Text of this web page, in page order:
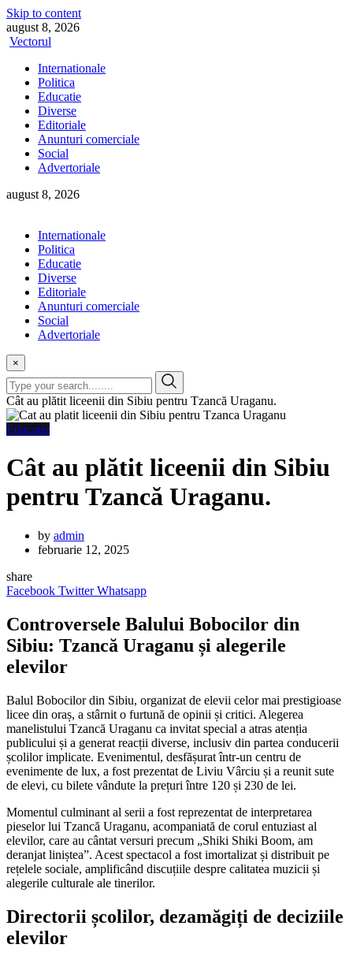
Skip to content
august 8, 2026
Vectorul
Internationale
Politica
Educatie
Diverse
Editoriale
Anunturi comerciale
Social
Advertoriale
august 8, 2026
Internationale
Politica
Educatie
Diverse
Editoriale
Anunturi comerciale
Social
Advertoriale
×
Cât au plătit liceenii din Sibiu pentru Tzancă Uraganu.
Educatie
Cât au plătit liceenii din Sibiu
pentru Tzancă Uraganu.
by admin
februarie 12, 2025
share
Facebook Twitter Whatsapp
Controversele Balului Bobocilor din
Sibiu: Tzancă Uraganu și alegerile
elevilor
Balul Bobocilor din Sibiu, organizat de elevii celor mai prestigioase
licee din oraș, a stârnit o furtună de opinii și critici. Alegerea
manelistului Tzancă Uraganu ca invitat special a atras atenția
publicului și a generat reacții diverse, inclusiv din partea conducerii
școlilor implicate. Evenimentul, desfășurat într-un centru de
evenimente de lux, a fost prezentat de Liviu Vârciu și a reunit sute
de elevi, cu bilete vândute la prețuri între 120 și 230 de lei.
Momentul culminant al serii a fost reprezentat de interpretarea
pieselor lui Tzancă Uraganu, acompaniată de corul entuziast al
elevilor, care au cântat versuri precum „Shiki Shiki Boom, am
deranjat liniștea”. Acest spectacol a fost imortalizat și distribuit pe
rețelele sociale, amplificând discuțiile despre calitatea muzicii și
alegerile culturale ale tinerilor.
Directorii școlilor, dezamăgiți de deciziile
elevilor